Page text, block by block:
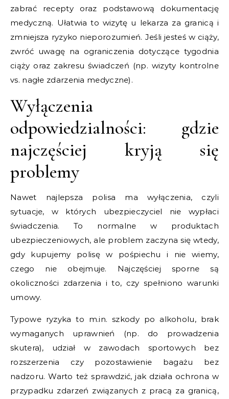
zabrać recepty oraz podstawową dokumentację
medyczną. Ułatwia to wizytę u lekarza za granicą i
zmniejsza ryzyko nieporozumień. Jeśli jesteś w ciąży,
zwróć uwagę na ograniczenia dotyczące tygodnia
ciąży oraz zakresu świadczeń (np. wizyty kontrolne
vs. nagłe zdarzenia medyczne).
Wyłączenia
odpowiedzialności: gdzie
najczęściej kryją się
problemy
Nawet najlepsza polisa ma wyłączenia, czyli
sytuacje, w których ubezpieczyciel nie wypłaci
świadczenia. To normalne w produktach
ubezpieczeniowych, ale problem zaczyna się wtedy,
gdy kupujemy polisę w pośpiechu i nie wiemy,
czego nie obejmuje. Najczęściej sporne są
okoliczności zdarzenia i to, czy spełniono warunki
umowy.
Typowe ryzyka to m.in. szkody po alkoholu, brak
wymaganych uprawnień (np. do prowadzenia
skutera), udział w zawodach sportowych bez
rozszerzenia czy pozostawienie bagażu bez
nadzoru. Warto też sprawdzić, jak działa ochrona w
przypadku zdarzeń związanych z pracą za granicą,